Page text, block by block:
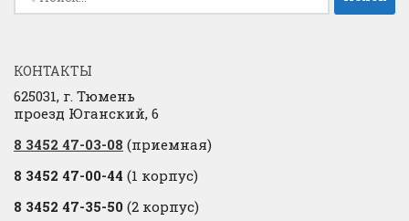
КОНТАКТЫ
625031, г. Тюмень
проезд Юганский, 6
8 3452 47-03-08 (приемная)
8 3452 47-00-44 (1 корпус)
8 3452 47-35-50 (2 корпус)